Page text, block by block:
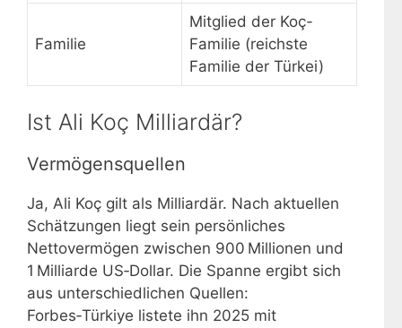
Familie
Mitglied der Koç-
Familie (reichste
Familie der Türkei)
Ist Ali Koç Milliardär?
Vermögensquellen
Ja, Ali Koç gilt als Milliardär. Nach aktuellen
Schätzungen liegt sein persönliches
Nettovermögen zwischen 900 Millionen und
1 Milliarde US‑Dollar. Die Spanne ergibt sich
aus unterschiedlichen Quellen:
Forbes‑Türkiye listete ihn 2025 mit